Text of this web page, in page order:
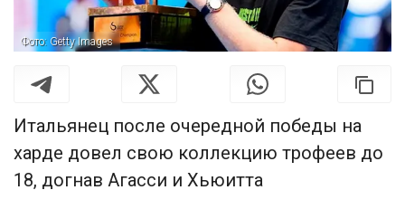
Фото: Getty Images
Итальянец после очередной победы на
харде довел свою коллекцию трофеев до
18, догнав Агасси и Хьюитта